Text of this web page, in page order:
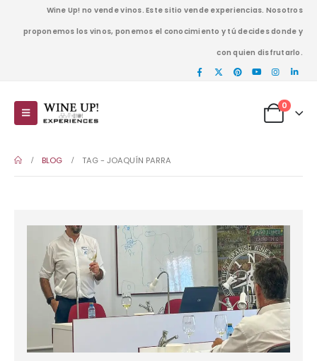
Wine Up! no vende vinos. Este sitio vende experiencias. Nosotros
proponemos los vinos, ponemos el conocimiento y tú decides donde y
con quien disfrutarlo.
0
BLOG TAG -JOAQUÍN PARRA